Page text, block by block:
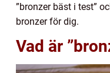
”bronzer bäst i test”
bronzer för dig.
Vad är